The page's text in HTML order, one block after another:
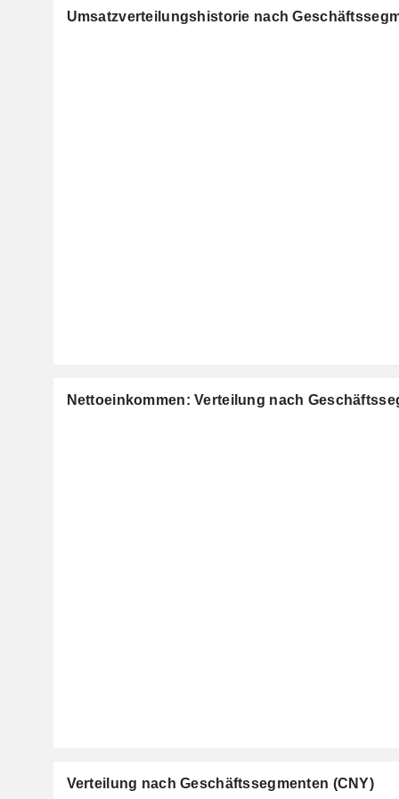
Umsatzverteilungshistorie nach
Nettoeinkommen: Verteilung nach
Verteilung nach Geschäftssegmenten (CNY)